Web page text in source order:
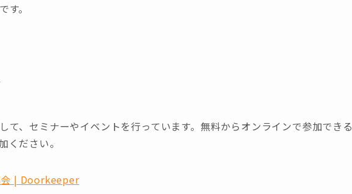
。
て、セミナーやイベントを行っています。無料からオンラインで参加できる
ください。
会 | Doorkeeper